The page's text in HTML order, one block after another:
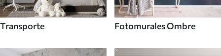
Transporte Fotomurales Ombre